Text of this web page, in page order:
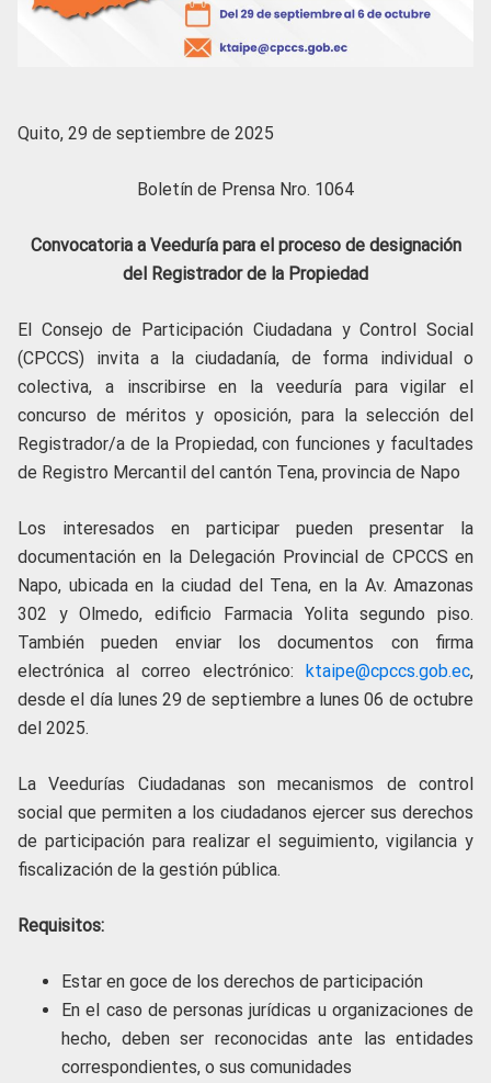
Quito, 29 de septiembre de 2025
Boletín de Prensa Nro. 1064
Convocatoria a Veeduría para el proceso de designación
del Registrador de la Propiedad
El Consejo de Participación Ciudadana y Control Social
(CPCCS) invita a la ciudadanía, de forma individual o
colectiva, a inscribirse en la veeduría para vigilar el
concurso de méritos y oposición, para la selección del
Registrador/a de la Propiedad, con funciones y facultades
de Registro Mercantil del cantón Tena, provincia de Napo
Los interesados en participar pueden presentar la
documentación en la Delegación Provincial de CPCCS en
Napo, ubicada en la ciudad del Tena, en la Av. Amazonas
302 y Olmedo, edificio Farmacia Yolita segundo piso.
También pueden enviar los documentos con firma
electrónica al correo electrónico: ktaipe@cpccs.gob.ec,
desde el día lunes 29 de septiembre a lunes 06 de octubre
del 2025.
La Veedurías Ciudadanas son mecanismos de control
social que permiten a los ciudadanos ejercer sus derechos
de participación para realizar el seguimiento, vigilancia y
fiscalización de la gestión pública.
Requisitos:
Estar en goce de los derechos de participación
En el caso de personas jurídicas u organizaciones de
hecho, deben ser reconocidas ante las entidades
correspondientes, o sus comunidades